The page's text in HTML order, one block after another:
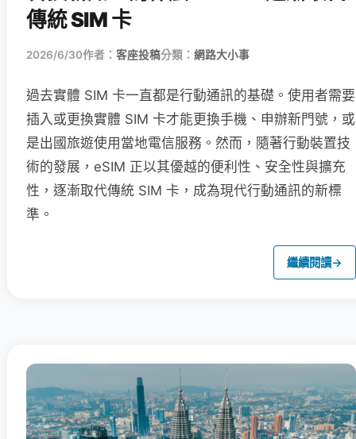
傳統 SIM 卡
2026/6/30作者： 客座投稿分類： 網路大小事
過去實體 SIM 卡一直都是行動通訊的基礎。使用者需要
插入或更換實體 SIM 卡才能更換手機、申辦新門號，或
是出國旅遊使用當地電信服務。然而，隨著行動裝置技
術的發展，eSIM 正以其優越的便利性、安全性與擴充
性，逐漸取代傳統 SIM 卡，成為現代行動通訊的新標
準。
繼續閱讀→